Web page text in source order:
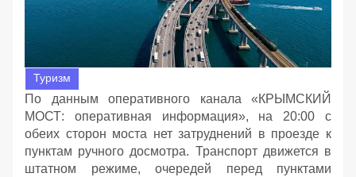
Туризм
По данным оперативного канала «КРЫМСКИЙ
МОСТ: оперативная информация», на 20:00 с
обеих сторон моста нет затруднений в проезде к
пунктам ручного досмотра. Транспорт движется в
штатном режиме, очередей перед пунктами